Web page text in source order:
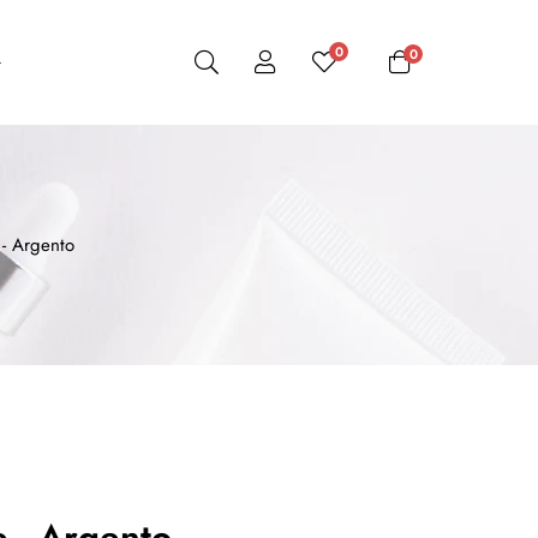
0 0
Argento